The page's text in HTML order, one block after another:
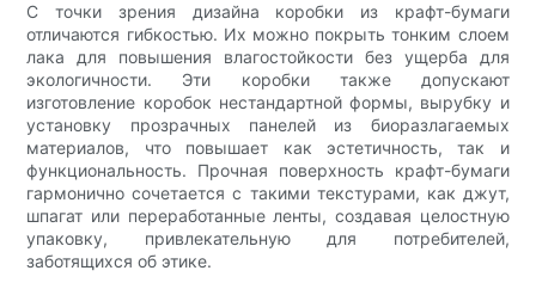
С точки зрения дизайна коробки из крафт-бумаги
отличаются гибкостью. Их можно покрыть тонким слоем
лака для повышения влагостойкости без ущерба для
экологичности. Эти коробки также допускают
изготовление коробок нестандартной формы, вырубку и
установку прозрачных панелей из биоразлагаемых
материалов, что повышает как эстетичность, так и
функциональность. Прочная поверхность крафт-бумаги
гармонично сочетается с такими текстурами, как джут,
шпагат или переработанные ленты, создавая целостную
упаковку, привлекательную для потребителей,
заботящихся об этике.